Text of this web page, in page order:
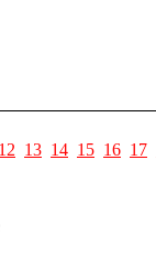
12 13 14 15 16 17